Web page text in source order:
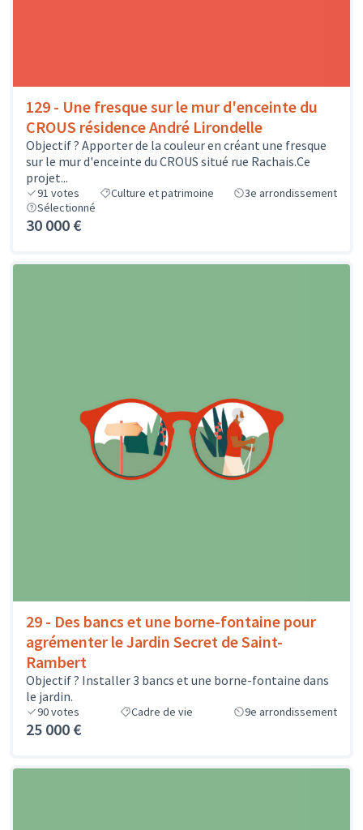
129 - Une fresque sur le mur d'enceinte du
CROUS résidence André Lirondelle
Objectif ? Apporter de la couleur en créant une fresque
sur le mur d'enceinte du CROUS situé rue Rachais.Ce
projet...
91 votes Culture et patrimoine
3e arrondissement
Sélectionné
30 000 €
29 - Des bancs et une borne-fontaine pour
agrémenter le Jardin Secret de Saint-
Rambert
Objectif ? Installer 3 bancs et une borne-fontaine dans
le jardin.
90votes Cadre de vie 9e arrondissement
25 000 €